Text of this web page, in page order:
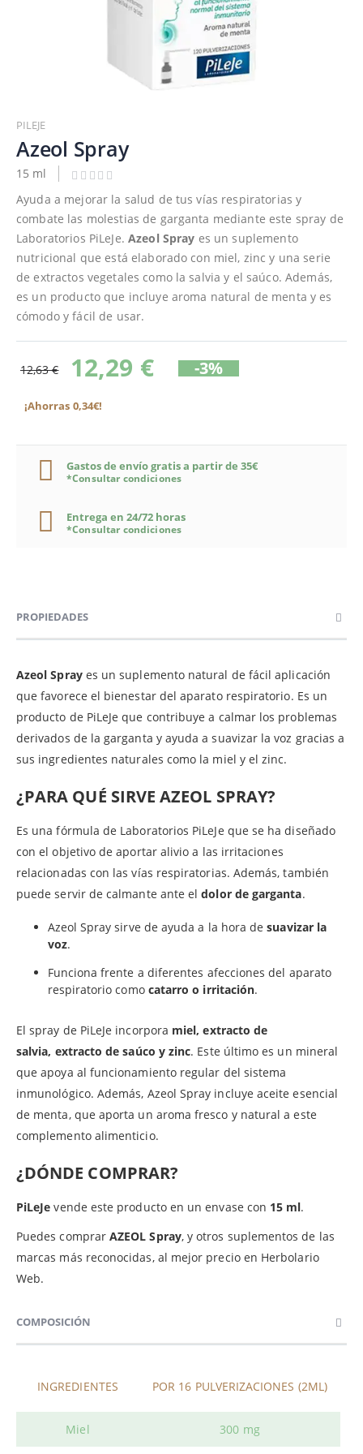
al
comienzo
de
la
galería
de
imágenes
PILEJE
Azeol Spray
15 ml
Ayuda a mejorar la salud de tus vías respiratorias y
combate las molestias de garganta mediante este spray de
Laboratorios PiLeJe. Azeol Spray es un suplemento
nutricional que está elaborado con miel, zinc y una serie
de extractos vegetales como la salvia y el saúco. Además,
es un producto que incluye aroma natural de menta y es
cómodo y fácil de usar.
12,63 € 12,29 € -3%
¡Ahorras 0,34€!
Gastos de envío gratis a partir de 35€
*Consultar condiciones
Entrega en 24/72 horas
*Consultar condiciones
PROPIEDADES
Azeol Spray es un suplemento natural de fácil aplicación
que favorece el bienestar del aparato respiratorio. Es un
producto de PiLeJe que contribuye a calmar los problemas
derivados de la garganta y ayuda a suavizar la voz gracias a
sus ingredientes naturales como la miel y el zinc.
¿PARA QUÉ SIRVE AZEOL SPRAY?
Es una fórmula de Laboratorios PiLeJe que se ha diseñado
con el objetivo de aportar alivio a las irritaciones
relacionadas con las vías respiratorias. Además, también
puede servir de calmante ante eldolor de garganta.
Azeol Spray sirve de ayuda a la hora desuavizar la
voz.
Funciona frente a diferentes afecciones del aparato
respiratorio como catarro o irritación.
El spray de PiLeJe incorpora miel, extracto de
salvia, extracto de saúco y zinc. Este último es un mineral
que apoya al funcionamiento regular del sistema
inmunológico. Además, Azeol Spray incluye aceite esencial
de menta, que aporta un aroma fresco y natural a este
complemento alimenticio.
¿DÓNDE COMPRAR?
PiLeJe vende este producto en un envase con 15 ml.
Puedes comprarAZEOL Spray, y otros suplementos de las
marcas más reconocidas, al mejor precio en Herbolario
Web.
COMPOSICIÓN
INGREDIENTES POR 16 PULVERIZACIONES (2ML)
Miel 300 mg